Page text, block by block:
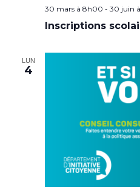
30 mars à 8h00 - 30 juin
Inscriptions
LUN
4